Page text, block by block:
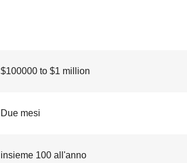
$100000 to $1 million
Due mesi
insieme 100 all'anno